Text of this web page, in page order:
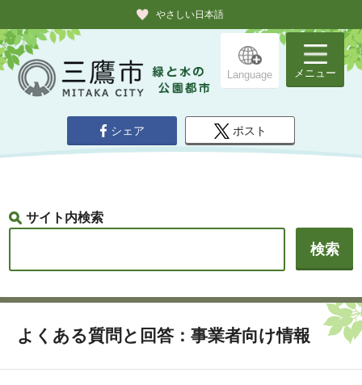
やさしい日本語
Language メニュー
シェア ポスト
サイト内検索
よくある質問と回答：事業者向け情報